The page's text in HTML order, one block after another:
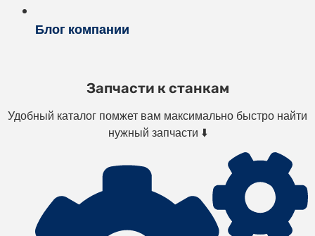
Блог компании
Запчасти к станкам
Удобный каталог помжет вам максимально быстро найти
нужный запчасти ⬇️